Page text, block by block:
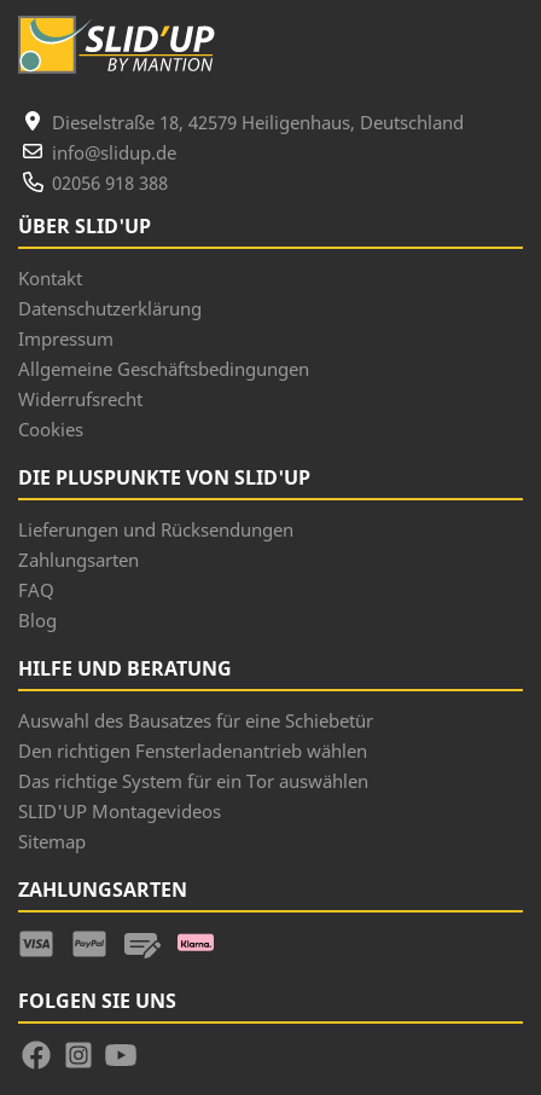
Dieselstraße 18, 42579 Heiligenhaus, Deutschland
info@slidup.de
02056 918 388
ÜBER SLID'UP
Kontakt
Datenschutzerklärung
Impressum
Allgemeine Geschäftsbedingungen
Widerrufsrecht
Cookies
DIE PLUSPUNKTE VON SLID'UP
Lieferungen und Rücksendungen
Zahlungsarten
FAQ
Blog
HILFE UND BERATUNG
Auswahl des Bausatzes für eine Schiebetür
Den richtigen Fensterladenantrieb wählen
Das richtige System für ein Tor auswählen
SLID'UP Montagevideos
Sitemap
ZAHLUNGSARTEN
FOLGEN SIE UNS